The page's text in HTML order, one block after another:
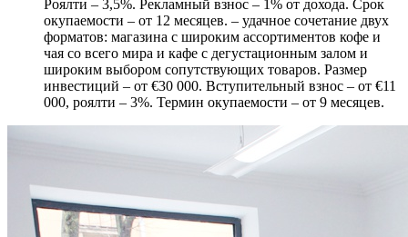
Роялти – 3,5%. Рекламный взнос – 1% от дохода. Срок
окупаемости – от 12 месяцев. – удачное сочетание двух
форматов: магазина с широким ассортиментов кофе и
чая со всего мира и кафе с дегустационным залом и
широким выбором сопутствующих товаров. Размер
инвестиций – от €30 000. Вступительный взнос – от €11
000, роялти – 3%. Термин окупаемости – от 9 месяцев.